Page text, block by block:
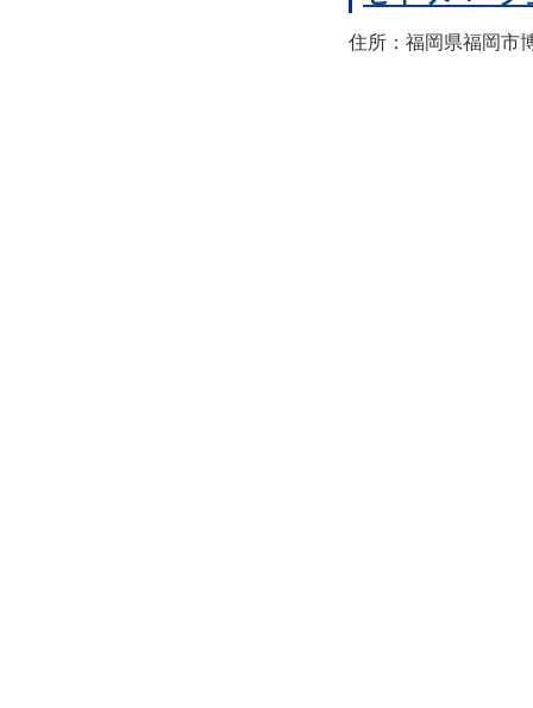
住所：福岡県福岡市